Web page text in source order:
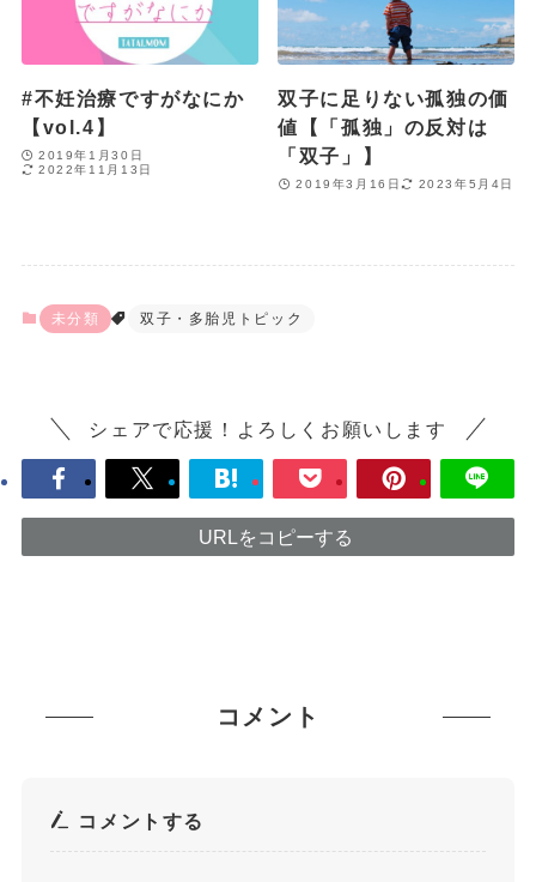
未分類 双子・多胎児トピック
シェアで応援！よろしくお願いします
URLをコピーする
#不妊治療ですがなにか
【vol.4】
2019年1月30日
2022年11月13日
双子に足りない孤独の価
値【「孤独」の反対は
「双子」】
2019年3月16日 2023年5月4日
コメント
コメントする